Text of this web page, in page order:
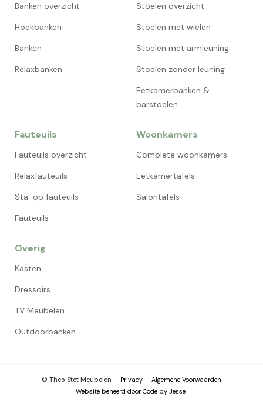
Banken overzicht
Hoekbanken
Banken
Relaxbanken
Stoelen overzicht
Stoelen met wielen
Stoelen met armleuning
Stoelen zonder leuning
Eetkamerbanken &
barstoelen
Fauteuils
Fauteuils overzicht
Relaxfauteuils
Sta-op fauteuils
Fauteuils
Woonkamers
Complete woonkamers
Eetkamertafels
Salontafels
Overig
Kasten
Dressoirs
TV Meubelen
Outdoorbanken
© Theo Stet Meubelen Privacy
Algemene Voorwaarden
Website beheerd door Code by Jesse